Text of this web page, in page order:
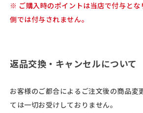
※ ご購入時のポイントは当店で付与と
側では付与されません。
返品交換・キャンセルについて
お客様のご都合によるご注文後の商品変
ては一切お受けしておりません。